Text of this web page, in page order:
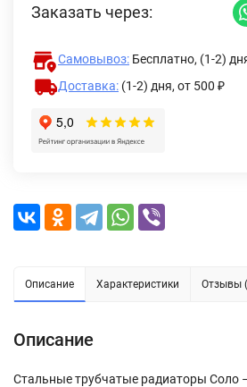
Заказать через:
Самовывоз: Бесплатно, (1-2)
Доставка: (1-2) дня, от 500 ₽
Описание Характеристики Отзывы
Описание
Стальные трубчатые радиаторы Соло